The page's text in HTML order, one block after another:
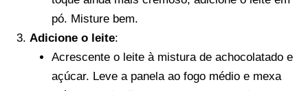
pó. Misture bem.
Adicione o leite:
Acrescente o leite à mistura de achocolatado e
açúcar. Leve a panela ao fogo médio e mexa